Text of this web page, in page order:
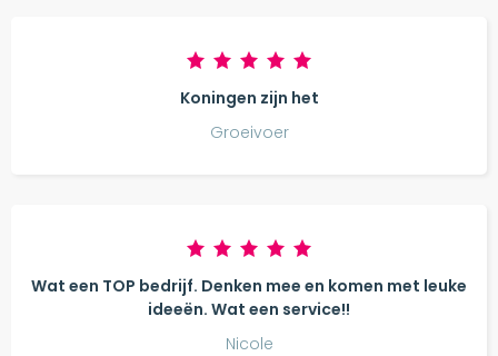
Koningen zijn het
Groeivoer
Wat een TOP bedrijf. Denken mee en komen met leuke
ideeën. Wat een service!!
Nicole